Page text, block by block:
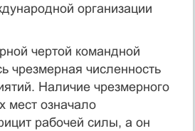
организации
чертой командной
чрезмерная численность
Наличие чрезмерного
мест означало
рабочей силы, а он